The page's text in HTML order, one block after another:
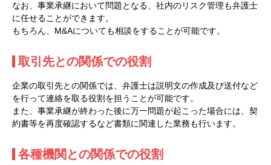
なお、事業承継において問題となる、社内のリスク管理も弁護士
に任せることができます。
もちろん、M&Aについても相談をすることが可能です。
取引先との関係での役割
企業の取引先との関係では、弁護士は説明文の作成及び送付など
を行って連絡を取る役割を担うことが可能です。
また、事業承継が終わった後に万一問題が起こった場合には、契
約書等を再度確認するなど書類に関連した業務も行います。
各種機関との関係での役割